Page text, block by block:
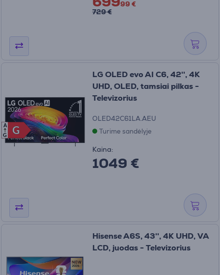
99 €
729 €
G
G
A
G
LG OLED evo AI C6, 42'', 4K
UHD, OLED, tamsiai pilkas -
Televizorius
OLED42C61LA.AEU
Turime sandėlyje
Kaina:
1049 €
Hisense A6S, 43'', 4K UHD, VA
LCD, juodas - Televizorius